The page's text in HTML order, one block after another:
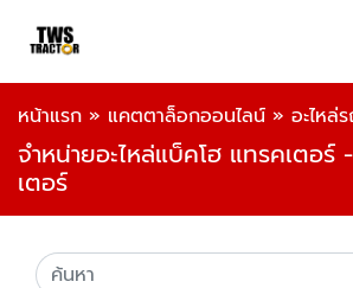
หน้าแรก » แคตตาล็อกออนไลน์ » อะไหล่
จำหน่ายอะไหล่แบ็คโฮ แทรคเตอ
เตอร์